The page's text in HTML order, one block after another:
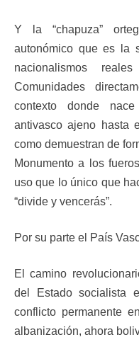
Y la “chapuza”
autonómico que es la
nacionalismos
Comunidades
contexto donde
antivasco ajeno hasta
como demuestran de
Monumento a los
uso que lo único que
“divide y vencerás”.
Por su parte el País
El camino
del Estado socialista
conflicto permanente
albanización, ahora